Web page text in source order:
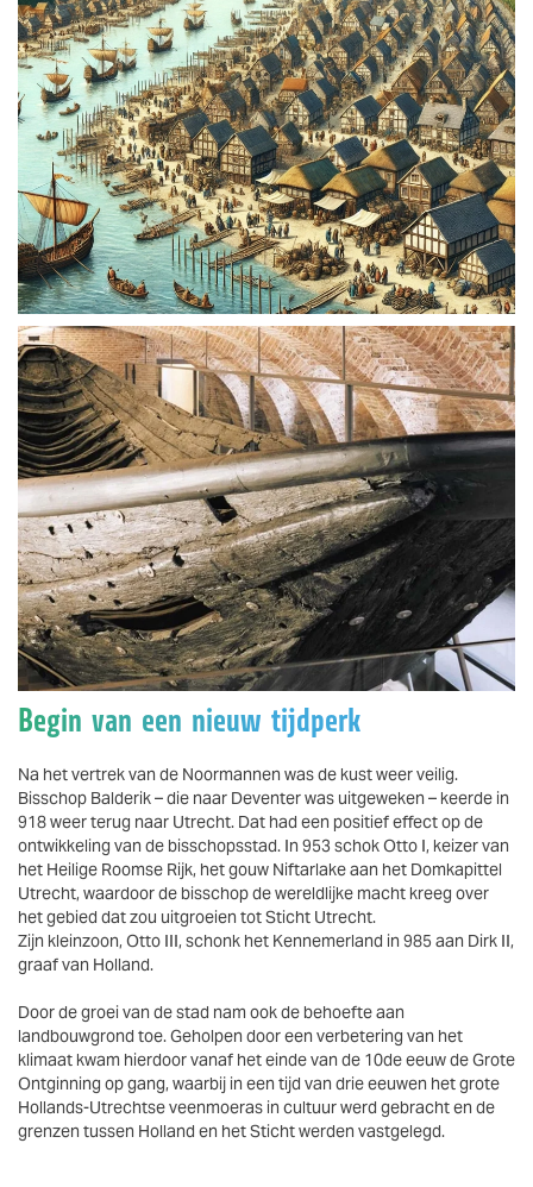
Vergroten
Vergroten
Begin van een nieuw tijdperk
Na het vertrek van de Noormannen was de kust weer veilig.
Bisschop Balderik – die naar Deventer was uitgeweken – keerde in
918 weer terug naar Utrecht. Dat had een positief effect op de
ontwikkeling van de bisschopsstad. In 953 schok Otto I, keizer van
het Heilige Roomse Rijk, het gouw Niftarlake aan het Domkapittel
Utrecht, waardoor de bisschop de wereldlijke macht kreeg over
het gebied dat zou uitgroeien tot Sticht Utrecht.
Zijn kleinzoon, Otto III, schonk het Kennemerland in 985 aan Dirk II,
graaf van Holland.
Door de groei van de stad nam ook de behoefte aan
landbouwgrond toe. Geholpen door een verbetering van het
klimaat kwam hierdoor vanaf het einde van de 10de eeuw de Grote
Ontginning op gang, waarbij in een tijd van drie eeuwen het grote
Hollands-Utrechtse veenmoeras in cultuur werd gebracht en de
grenzen tussen Holland en het Sticht werden vastgelegd.